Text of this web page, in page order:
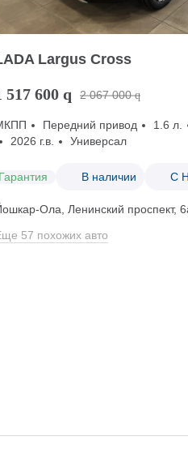
Largus Cross
517 600 q 2 067 000 q
Передний привод 1.6 л.
2026 г.в.
Универсал
Гарантия В наличии С
Ола, Ленинский проспект,
57 похожих авто